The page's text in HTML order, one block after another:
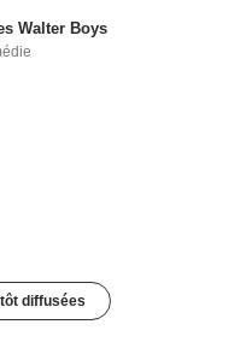
Walter Boys
diffusées